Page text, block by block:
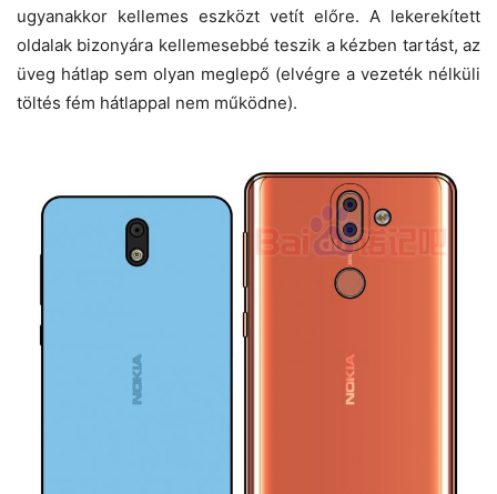
ugyanakkor kellemes eszközt vetít előre. A lekerekített
oldalak bizonyára kellemesebbé teszik a kézben tartást, az
üveg hátlap sem olyan meglepő (elvégre a vezeték nélküli
töltés fém hátlappal nem működne).